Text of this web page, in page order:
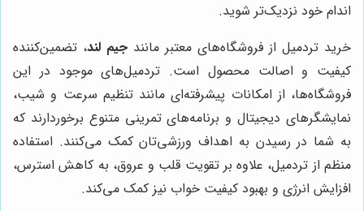
اندام خود نزدیک‌تر شوید.
خرید تردمیل از فروشگاه‌های معتبر مانند جیم لند، تضمین‌کننده
کیفیت و اصالت محصول است. تردمیل‌های موجود در این
فروشگاه‌ها، از امکانات پیشرفته‌ای مانند تنظیم سرعت و شیب،
نمایشگرهای دیجیتال و برنامه‌های تمرینی متنوع برخوردارند که
به شما در رسیدن به اهداف ورزشی‌تان کمک می‌کنند. استفاده
منظم از تردمیل، علاوه بر تقویت قلب و عروق، به کاهش استرس،
افزایش انرژی و بهبود کیفیت خواب نیز کمک می‌کند.